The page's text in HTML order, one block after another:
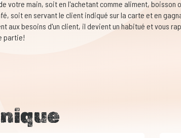
votre main, soit en l'achetant comme aliment, boisson
soit en servant le client indiqué sur la carte et en
aux besoins d'un client, il devient un habitué et vous
partie!